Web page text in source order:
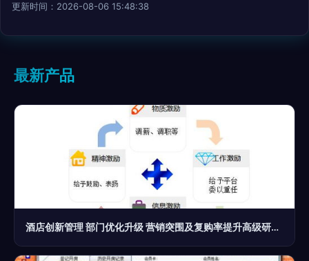
更新时间：2026-08-06 15:48:38
最新产品
酒店创新管理 部门优化升级 营销突围及复购率提升高级研修班火热报名中